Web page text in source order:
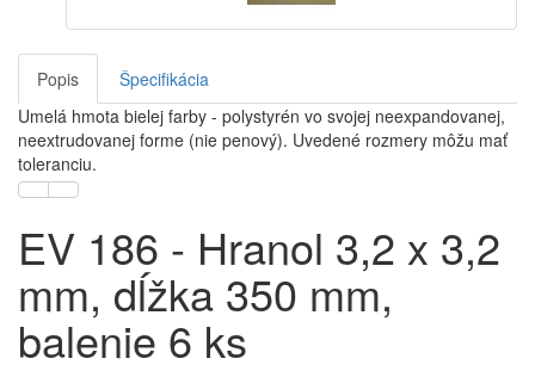
Popis
Špecifikácia
Umelá hmota bielej farby - polystyrén vo svojej neexpandovanej,
neextrudovanej forme (nie penový). Uvedené rozmery môžu mať
toleranciu.
EV 186 - Hranol 3,2 x 3,2
mm, dĺžka 350 mm,
balenie 6 ks